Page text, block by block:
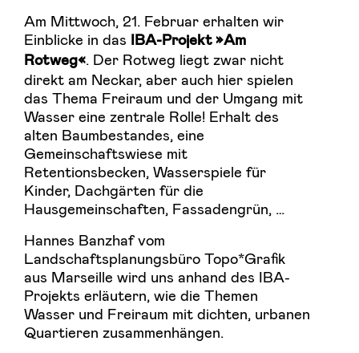
Am Mittwoch, 21. Februar erhalten wir
Einblicke in das
IBA-Projekt »Am
Rotweg«. Der Rotweg liegt zwar nicht
direkt am Neckar, aber auch hier spielen
das Thema Freiraum und der Umgang mit
Wasser eine zentrale Rolle! Erhalt des
alten Baumbestandes, eine
Gemeinschaftswiese mit
Retentionsbecken, Wasserspiele für
Kinder, Dachgärten für die
Hausgemeinschaften, Fassadengrün, …
Hannes Banzhaf vom
Landschaftsplanungsbüro Topo*Grafik
aus Marseille wird uns anhand des IBA-
Projekts erläutern, wie die Themen
Wasser und Freiraum mit dichten, urbanen
Quartieren zusammenhängen.